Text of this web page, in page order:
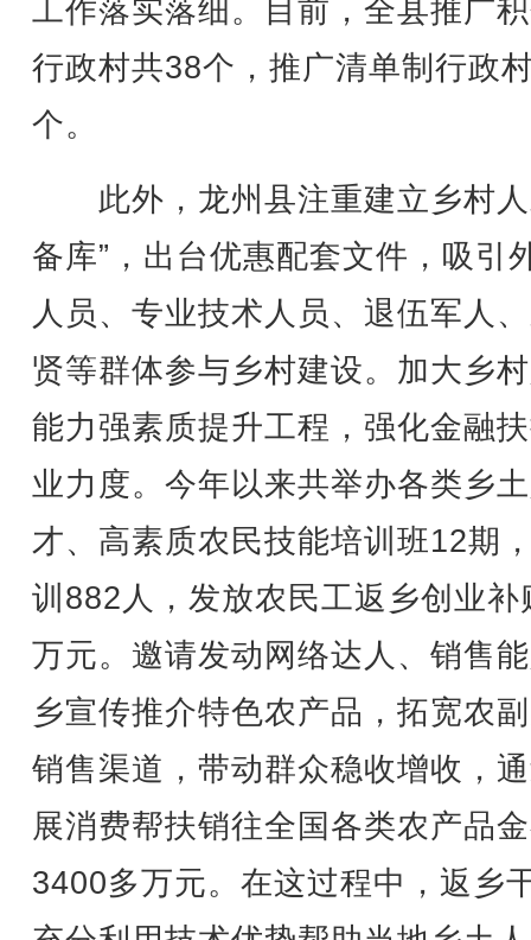
工作落实落细。目前，全县推广
行政村共38个，推广清单制行政
个。
此外，龙州县注重建立乡村人
备库”，出台优惠配套文件，吸引
人员、专业技术人员、退伍军人
贤等群体参与乡村建设。加大乡
能力强素质提升工程，强化金融
业力度。今年以来共举办各类乡
才、高素质农民技能培训班12期
训882人，发放农民工返乡创业补
万元。邀请发动网络达人、销售
乡宣传推介特色农产品，拓宽农
销售渠道，带动群众稳收增收，
展消费帮扶销往全国各类农产品
3400多万元。在这过程中，返乡